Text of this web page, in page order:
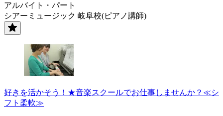
アルバイト・パート
シアーミュージック 岐阜校(ピアノ講師)
好きを活かそう！★音楽スクールでお仕事しませんか？≪シ
フト柔軟≫